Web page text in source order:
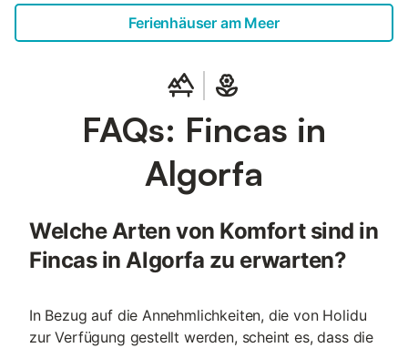
Ferienhäuser am Meer
FAQs: Fincas in
Algorfa
Welche Arten von Komfort sind in
Fincas in Algorfa zu erwarten?
In Bezug auf die Annehmlichkeiten, die von Holidu
zur Verfügung gestellt werden, scheint es, dass die